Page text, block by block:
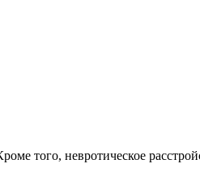
того, невротическое